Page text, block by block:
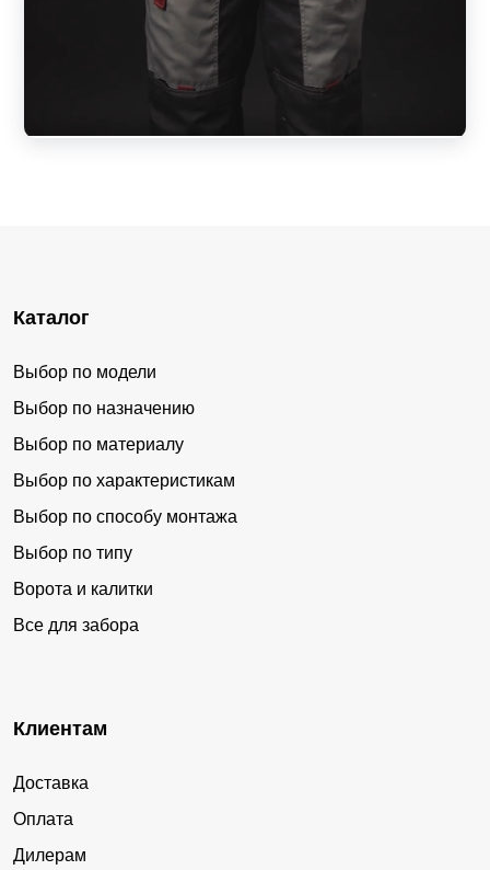
Каталог
Выбор по модели
Выбор по назначению
Выбор по материалу
Выбор по характеристикам
Выбор по способу монтажа
Выбор по типу
Ворота и калитки
Все для забора
Клиентам
Доставка
Оплата
Дилерам